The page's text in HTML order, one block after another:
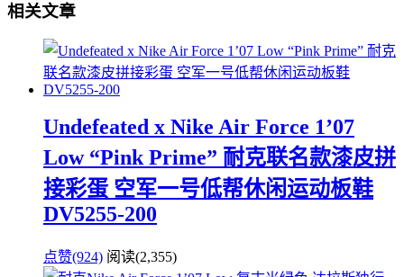
相关文章
Undefeated x Nike Air Force 1’07
Low “Pink Prime” 耐克联名款漆皮拼
接彩蛋 空军一号低帮休闲运动板鞋
DV5255-200
点赞(924) 阅读(2,355)